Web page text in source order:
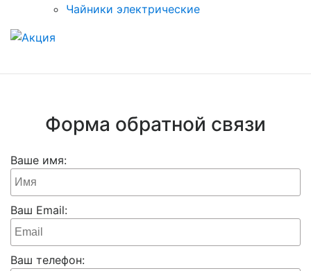
Чайники электрические
Форма обратной связи
Ваше имя:
Ваш Email:
Ваш телефон: